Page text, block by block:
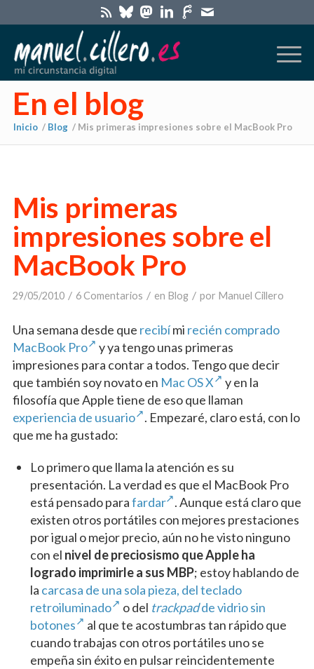
En el blog
Inicio / Blog / Mis primeras impresiones sobre el MacBook Pro
Mis primeras
impresiones sobre el
MacBook Pro
29/05/2010 / 6 Comentarios / en Blog / por Manuel Cillero
Una semana desde que recibími recién comprado
MacBook Pro
y ya tengo unas primeras
impresiones para contar a todos. Tengo que decir
que también soy novato en Mac OS X
y en la
filosofía que Apple tiene de eso que llaman
experiencia de usuario
. Empezaré, claro está, con lo
que me ha gustado:
Lo primero que llama la atención es su
presentación. La verdad es que el MacBook Pro
está pensado parafardar
. Aunque está claro que
existen otros portátiles con mejores prestaciones
por igual o mejor precio, aún no he visto ninguno
con el nivel de preciosismo que Apple ha
logrado imprimirle a sus MBP; estoy hablando de
la carcasa de una sola pieza, del teclado
retroiluminado
o del trackpadde vidrio sin
botones
al que te acostumbras tan rápido que
cuando trabajas con otros portátiles uno se
empeña sin éxito en pulsar reincidentemente